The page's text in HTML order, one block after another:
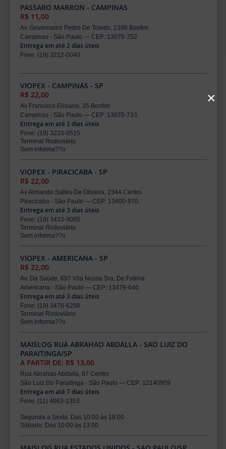
PASSARO MARRON - CAMPINAS
R$ 11,00
Av. Governador Pedro De Toledo, 2396 Bonfim
Campinas - São Paulo — CEP: 13070-752
Entrega em até 2 dias úteis
Fone: (19) 3212-0040
VIOPEX - CAMPINAS - SP
R$ 22,00
Av Francisco Elisiario, 35 Bonfim
Campinas - São Paulo — CEP: 13070-733
Entrega em até 2 dias úteis
Fone: (19) 3233-0515
Terminal Rodoviário
Sem informa??o
VIOPEX - PIRACICABA - SP
R$ 22,00
Av Armando Salles De Oliveira, 2344 Centro
Piracicaba - São Paulo — CEP: 13400-970
Entrega em até 3 dias úteis
Fone: (19) 3433-9085
Terminal Rodoviário
Sem informa??o
VIOPEX - AMERICANA - SP
R$ 22,00
Av. Da Saúde, 697 Vila Nossa Sra. De Fatima
Americana - São Paulo — CEP: 13478-640
Entrega em até 3 dias úteis
Fone: (19) 3476-6298
Terminal Rodoviário
Sem informa??o
MAISLOG RUA ABRAHAO ABDALLA - SAO LUIZ DO
PARAITINGA/SP
A PARTIR DE: R$ 13,00
Rua Abrahao Abdalla, 87 Centro
São Luiz Do Paraitinga - São Paulo — CEP: 12140959
Entrega em até 7 dias úteis
Fone: (11) 4063-1353
Segunda a Sexta: Das 10:00 às 18:00
Sábado: Das 10:00 às 13:00
×